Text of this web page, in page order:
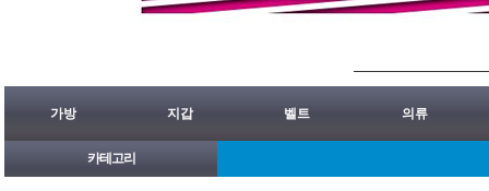
가방 지갑 벨트 의류
카테고리